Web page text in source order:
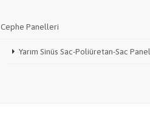
Cephe Panelleri
Yarım Sinüs Sac-Poliüretan-Sac Panel